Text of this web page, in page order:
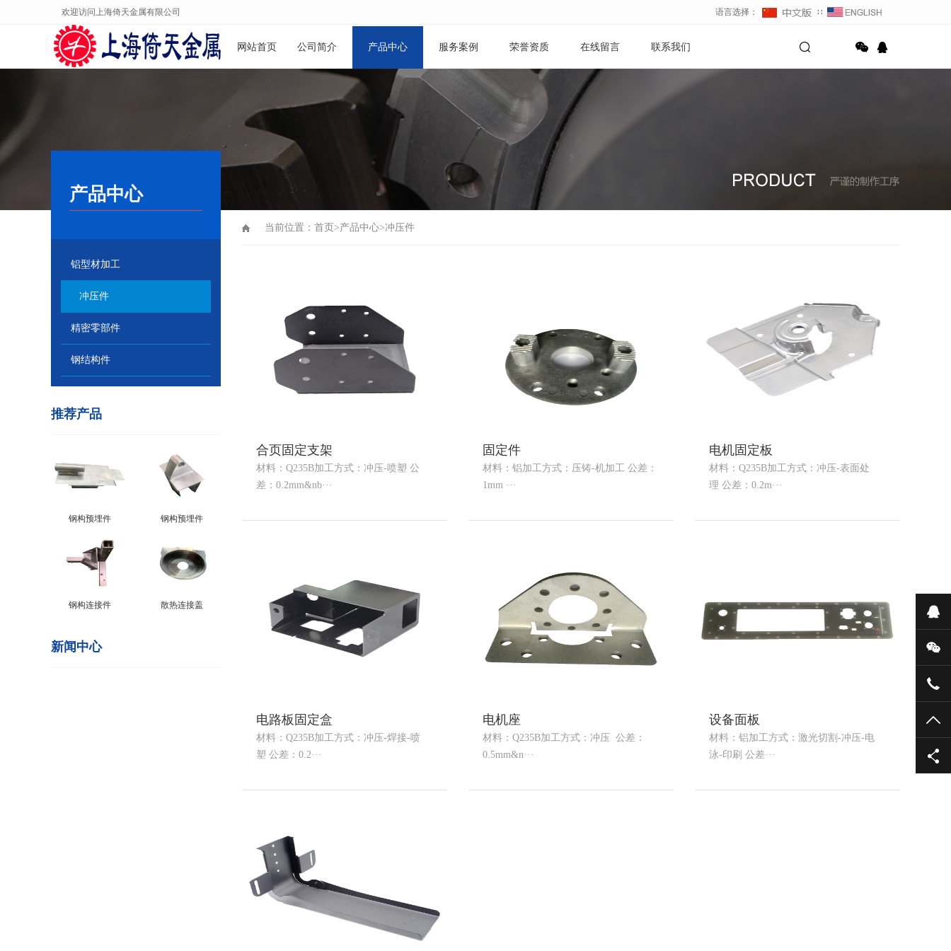
欢迎访问上海倚天金属有限公司 语言选择： ∷
网站首页 公司简介 产品中心 服务案例 荣誉资质 在线留言 联系我们
产品中心
铝型材加工
冲压件
精密零部件
钢结构件
推荐产品
钢构预埋件 钢构预埋件
钢构连接件 散热连接盖
新闻中心
当前位置： 首页 >产品中心>冲压件
合页固定支架
材料：Q235B加工方式：冲压-喷塑 公
差：0.2mm&nb···
固定件
材料：铝加工方式：压铸-机加工 公差：
1mm ···
电机固定板
材料：Q235B加工方式：冲压-表面处
理 公差：0.2m···
​电路板固定盒
材料：Q235B加工方式：冲压-焊接-喷
塑 公差：0.2···
​电机座
材料：Q235B加工方式：冲压 公差：
0.5mm&n···
设备面板
材料：铝加工方式：激光切割-冲压-电
泳-印刷 公差···
在
微